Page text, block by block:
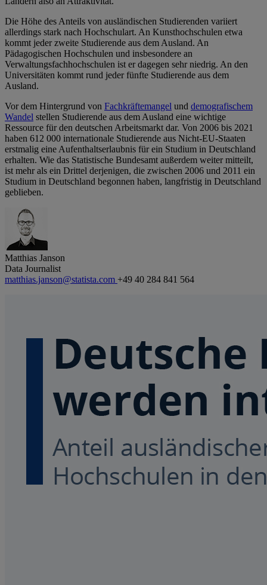
Die Höhe des Anteils von ausländischen Studierenden variiert
allerdings stark nach Hochschulart. An Kunsthochschulen etwa
kommt jeder zweite Studierende aus dem Ausland. An
Pädagogischen Hochschulen und insbesondere an
Verwaltungsfachhochschulen ist er dagegen sehr niedrig. An den
Universitäten kommt rund jeder fünfte Studierende aus dem
Ausland.
Vor dem Hintergrund von Fachkräftemangel und demografischem
Wandel stellen Studierende aus dem Ausland eine wichtige
Ressource für den deutschen Arbeitsmarkt dar. Von 2006 bis 2021
haben 612 000 internationale Studierende aus Nicht-EU-Staaten
erstmalig eine Aufenthaltserlaubnis für ein Studium in Deutschland
erhalten. Wie das Statistische Bundesamt außerdem weiter mitteilt,
ist mehr als ein Drittel derjenigen, die zwischen 2006 und 2011 ein
Studium in Deutschland begonnen haben, langfristig in Deutschland
geblieben.
Matthias Janson
Data Journalist
matthias.janson@statista.com +49 40 284 841 564